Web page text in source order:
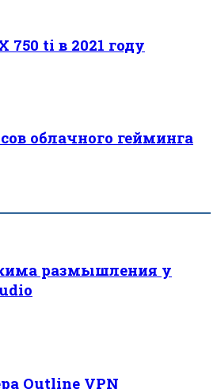
750 ti в 2021 году
облачного гейминга
размышления у
Outline VPN